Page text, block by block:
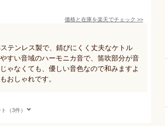
価格と在庫を楽天でチェック >>
テンレス製で、錆びにくく丈夫なケトル
すい音域のハーモニカ音で、笛吹部分が音
ゃなくても、優しい音色なので和みますよ
おしゃれです。
（3件）